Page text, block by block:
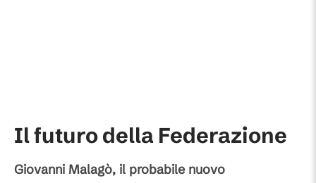
Il futuro della Federazione
Giovanni Malagò, il probabile nuovo